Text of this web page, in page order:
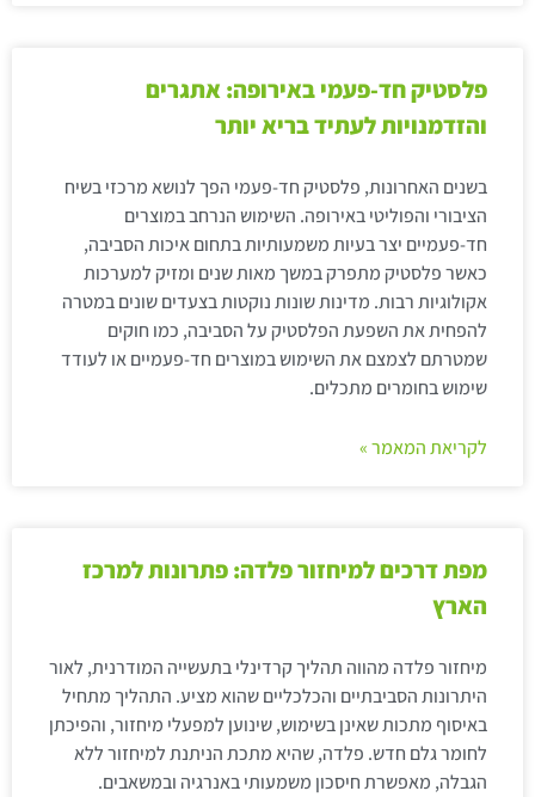
פלסטיק חד-פעמי באירופה: אתגרים
והזדמנויות לעתיד בריא יותר
בשנים האחרונות, פלסטיק חד-פעמי הפך לנושא מרכזי בשיח
הציבורי והפוליטי באירופה. השימוש הנרחב במוצרים
חד-פעמיים יצר בעיות משמעותיות בתחום איכות הסביבה,
כאשר פלסטיק מתפרק במשך מאות שנים ומזיק למערכות
אקולוגיות רבות. מדינות שונות נוקטות בצעדים שונים במטרה
להפחית את השפעת הפלסטיק על הסביבה, כמו חוקים
שמטרתם לצמצם את השימוש במוצרים חד-פעמיים או לעודד
שימוש בחומרים מתכלים.
לקריאת המאמר »
מפת דרכים למיחזור פלדה: פתרונות למרכז
הארץ
מיחזור פלדה מהווה תהליך קרדינלי בתעשייה המודרנית, לאור
היתרונות הסביבתיים והכלכליים שהוא מציע. התהליך מתחיל
באיסוף מתכות שאינן בשימוש, שינוען למפעלי מיחזור, והפיכתן
לחומר גלם חדש. פלדה, שהיא מתכת הניתנת למיחזור ללא
הגבלה, מאפשרת חיסכון משמעותי באנרגיה ובמשאבים.